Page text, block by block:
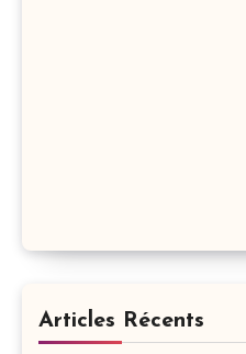
Articles Récents